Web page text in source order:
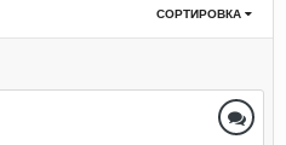
СОРТИРОВКА